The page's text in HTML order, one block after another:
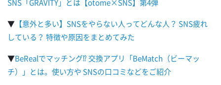
SNS「GRAVITY」とは【otome×SNS】第4弾
▼ 【意外と多い】SNSをやらない人ってどんな人？ SNS疲れ
している？ 特徴や原因をまとめてみた
▼BeRealでマッチング⁉ 交換アプリ「BeMatch（ビーマッ
チ）」とは。使い方や SNSの口コミなどをご紹介